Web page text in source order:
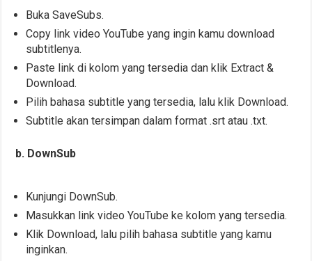
Buka SaveSubs.
Copy link video YouTube yang ingin kamu download
subtitlenya.
Paste link di kolom yang tersedia dan klik Extract &
Download.
Pilih bahasa subtitle yang tersedia, lalu klik Download.
Subtitle akan tersimpan dalam format .srt atau .txt.
b. DownSub
Kunjungi DownSub.
Masukkan link video YouTube ke kolom yang tersedia.
Klik Download, lalu pilih bahasa subtitle yang kamu
inginkan.